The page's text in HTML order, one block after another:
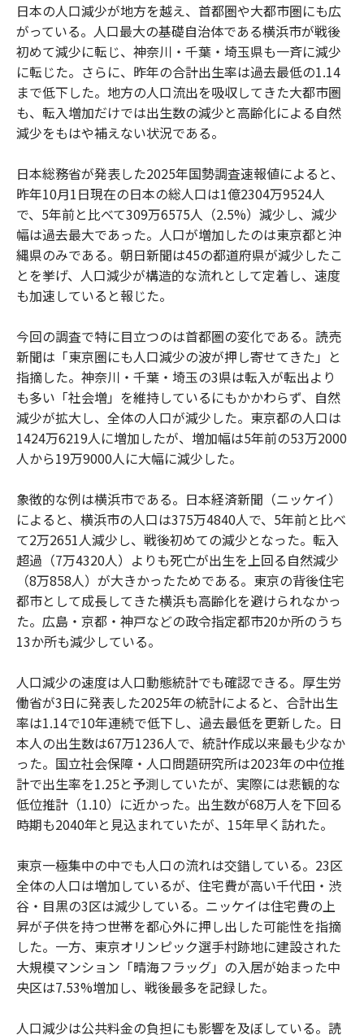
日本の人口減少が地方を越え、首都圏や大都市圏にも広
がっている。人口最大の基礎自治体である横浜市が戦後
初めて減少に転じ、神奈川・千葉・埼玉県も一斉に減少
に転じた。さらに、昨年の合計出生率は過去最低の1.14
まで低下した。地方の人口流出を吸収してきた大都市圏
も、転入増加だけでは出生数の減少と高齢化による自然
減少をもはや補えない状況である。
日本総務省が発表した2025年国勢調査速報値によると、
昨年10月1日現在の日本の総人口は1億2304万9524人
で、5年前と比べて309万6575人（2.5%）減少し、減少
幅は過去最大であった。人口が増加したのは東京都と沖
縄県のみである。朝日新聞は45の都道府県が減少したこ
とを挙げ、人口減少が構造的な流れとして定着し、速度
も加速していると報じた。
今回の調査で特に目立つのは首都圏の変化である。読売
新聞は「東京圏にも人口減少の波が押し寄せてきた」と
指摘した。神奈川・千葉・埼玉の3県は転入が転出より
も多い「社会増」を維持しているにもかかわらず、自然
減少が拡大し、全体の人口が減少した。東京都の人口は
1424万6219人に増加したが、増加幅は5年前の53万2000
人から19万9000人に大幅に減少した。
象徴的な例は横浜市である。日本経済新聞（ニッケイ）
によると、横浜市の人口は375万4840人で、5年前と比べ
て2万2651人減少し、戦後初めての減少となった。転入
超過（7万4320人）よりも死亡が出生を上回る自然減少
（8万858人）が大きかったためである。東京の背後住宅
都市として成長してきた横浜も高齢化を避けられなかっ
た。広島・京都・神戸などの政令指定都市20か所のうち
13か所も減少している。
人口減少の速度は人口動態統計でも確認できる。厚生労
働省が3日に発表した2025年の統計によると、合計出生
率は1.14で10年連続で低下し、過去最低を更新した。日
本人の出生数は67万1236人で、統計作成以来最も少なか
った。国立社会保障・人口問題研究所は2023年の中位推
計で出生率を1.25と予測していたが、実際には悲観的な
低位推計（1.10）に近かった。出生数が68万人を下回る
時期も2040年と見込まれていたが、15年早く訪れた。
東京一極集中の中でも人口の流れは交錯している。23区
全体の人口は増加しているが、住宅費が高い千代田・渋
谷・目黒の3区は減少している。ニッケイは住宅費の上
昇が子供を持つ世帯を都心外に押し出した可能性を指摘
した。一方、東京オリンピック選手村跡地に建設された
大規模マンション「晴海フラッグ」の入居が始まった中
央区は7.53%増加し、戦後最多を記録した。
人口減少は公共料金の負担にも影響を及ぼしている。読